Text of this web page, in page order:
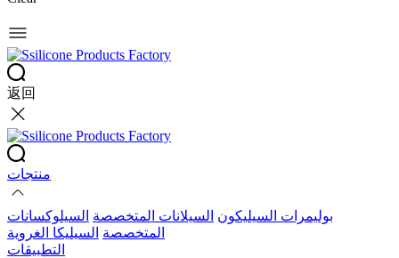
返回
منتجات
بوليمرات السيليكون السيلانات المتخصصة السيلوكسانات
المتخصصة السيليكا الغروية
التطبيقات